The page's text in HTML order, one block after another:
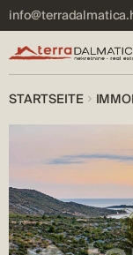
STARTSEITE